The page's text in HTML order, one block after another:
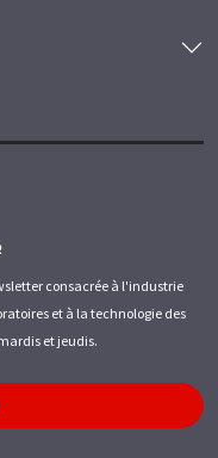
consacrée à l'industrie
et à la technologie des
et jeudis.